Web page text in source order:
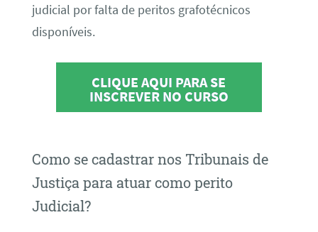
judicial por falta de peritos grafotécnicos
disponíveis.
CLIQUE AQUI PARA SE
INSCREVER NO CURSO
Como se cadastrar nos Tribunais de
Justiça para atuar como perito
Judicial?